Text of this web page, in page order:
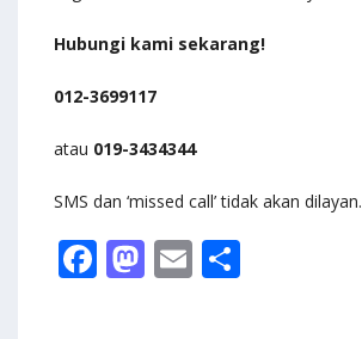
Hubungi kami sekarang!
012-3699117
atau 019-3434344
SMS dan ‘missed call’ tidak akan dilayan.
F M E